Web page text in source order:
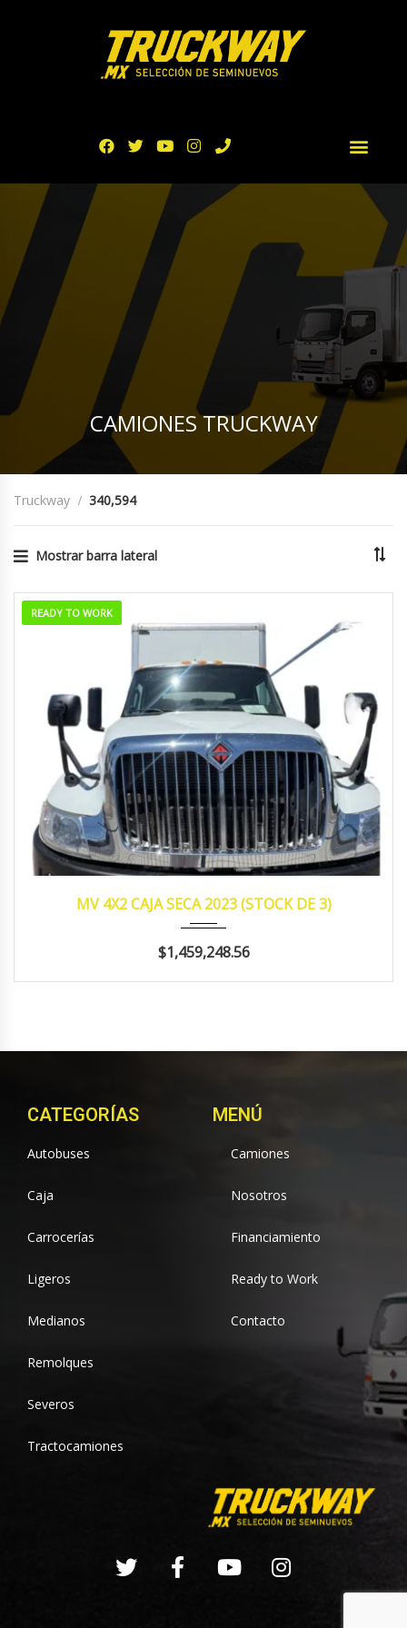
CAMIONES TRUCKWAY
Truckway 340,594
Mostrar barra lateral
READY TO WORK
MV 4X2 CAJA SECA 2023 (STOCK DE 3)
$1,459,248.56
CATEGORÍAS
Autobuses
Caja
Carrocerías
Ligeros
Medianos
Remolques
Severos
Tractocamiones
MENÚ
Camiones
Nosotros
Financiamiento
Ready to Work
Contacto